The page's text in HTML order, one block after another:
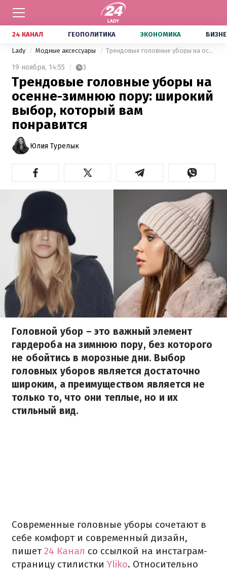
24 КАНАЛ ГЕОПОЛИТИКА ЭКОНОМИКА
Lady Модные аксессуары Трендовые головные уборы на осенне-зимнюю пору: широкий выбор, который вам понравится
19 ноября, 14:55 3
Трендовые головные уборы на
осенне-зимнюю пору: широкий
выбор, который вам
понравится
Юлия Турелык
Головной убор – это важный элемент
гардероба на зимнюю пору, без которого
не обойтись в морозные дни. Выбор
головных уборов является достаточно
широким, а преимуществом является не
только то, что они теплые, но и их
стильный вид.
Современные головные уборы сочетают в
себе комфорт и современный дизайн,
пишет24 Канал со ссылкой на инстаграм-
страницу стилистки Yliko. Относительно